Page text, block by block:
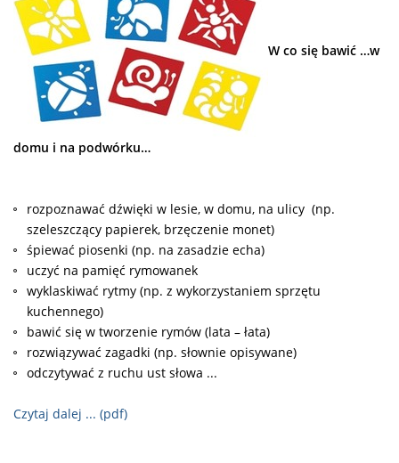
W co się bawić …w
domu i na podwórku…
rozpoznawać dźwięki w lesie, w domu, na ulicy (np.
szeleszczący papierek, brzęczenie monet)
śpiewać piosenki (np. na zasadzie echa)
uczyć na pamięć rymowanek
wyklaskiwać rytmy (np. z wykorzystaniem sprzętu
kuchennego)
bawić się w tworzenie rymów (lata – łata)
rozwiązywać zagadki (np. słownie opisywane)
odczytywać z ruchu ust słowa ...
Czytaj dalej ... (pdf)